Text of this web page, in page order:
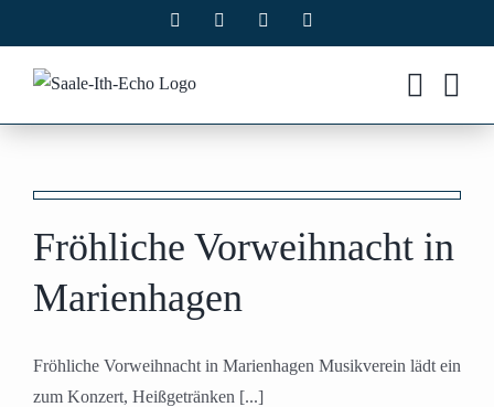
Inhalt
springen
Facebook Instagram
Fröhliche Vorweihnacht in
Marienhagen
Fröhliche Vorweihnacht in Marienhagen Musikverein lädt ein
zum Konzert, Heißgetränken [...]